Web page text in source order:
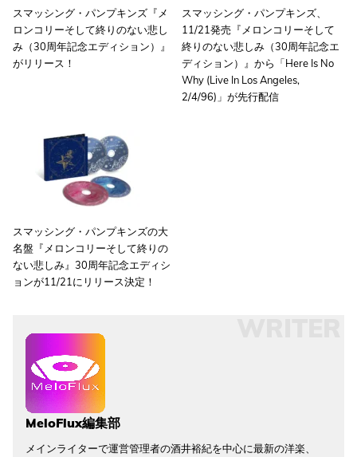
スマッシング・パンプキンズ『メ
ロンコリーそして終りのない悲し
み（30周年記念エディション）』
がリリース！
スマッシング・パンプキンズ、
11/21発売『メロンコリーそして
終りのない悲しみ（30周年記念エ
ディション）』から「Here Is No
Why (Live In Los Angeles,
2/4/96)」が先行配信
スマッシング・パンプキンズの大
名盤『メロンコリーそして終りの
ない悲しみ』30周年記念エディシ
ョンが11/21にリリース決定！
MeloFlux編集部
メインライターで運営管理者の酒井裕紀を中心に最新の洋楽、